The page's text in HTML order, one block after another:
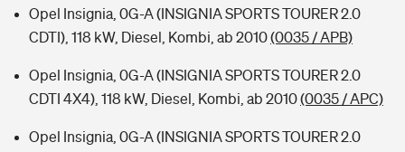
Opel Insignia, 0G-A (INSIGNIA SPORTS TOURER 2.0
CDTI), 118 kW, Diesel, Kombi, ab 2010(0035 / APB)
Opel Insignia, 0G-A (INSIGNIA SPORTS TOURER 2.0
CDTI 4X4), 118 kW, Diesel, Kombi, ab 2010(0035 / APC)
Opel Insignia, 0G-A (INSIGNIA SPORTS TOURER 2.0